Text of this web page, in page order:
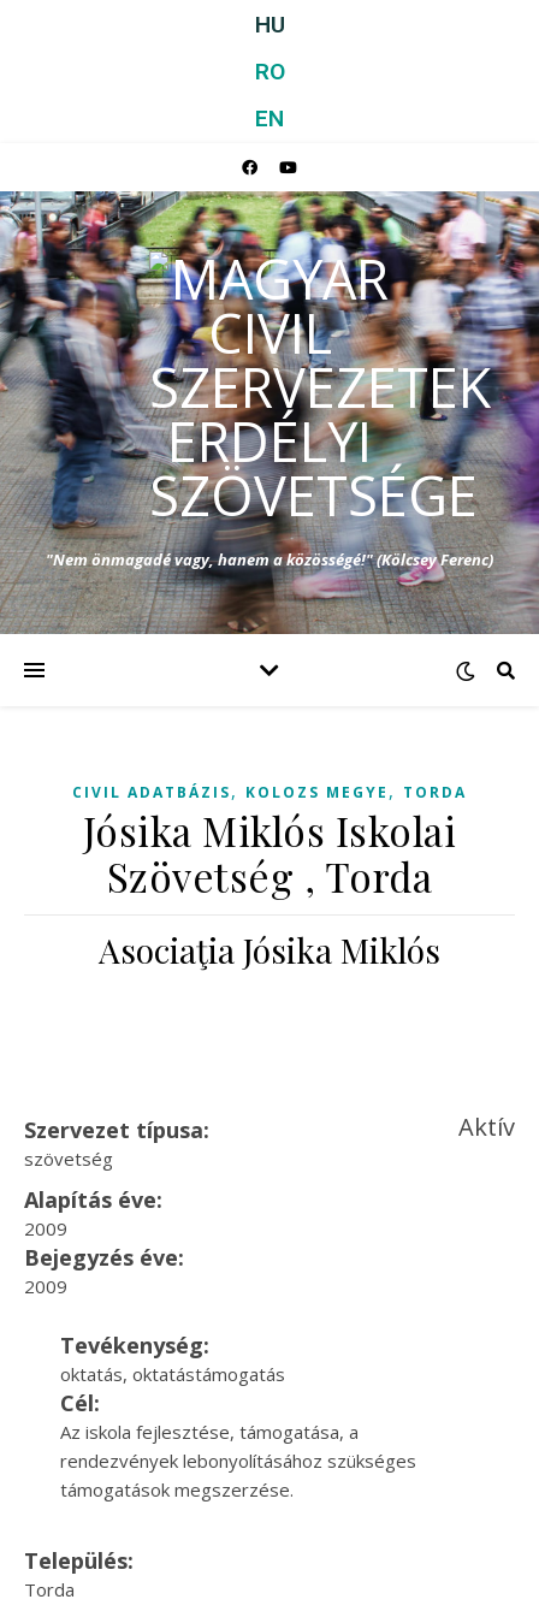
HU
RO
EN
"Nem önmagadé vagy, hanem a közösségé!" (Kölcsey Ferenc)
CIVIL ADATBÁZIS, KOLOZS MEGYE , TORDA
Jósika Miklós Iskolai
Szövetség , Torda
Asociaţia Jósika Miklós
Szervezet típusa:
szövetség
Aktív
Alapítás éve:
2009
Bejegyzés éve:
2009
Tevékenység:
oktatás, oktatástámogatás
Cél:
Az iskola fejlesztése, támogatása, a
rendezvények lebonyolításához szükséges
támogatások megszerzése.
Település:
Torda